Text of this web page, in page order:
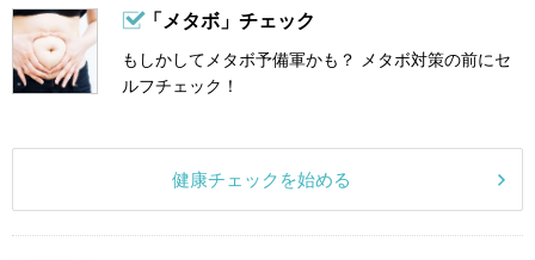
「メタボ」チェック
もしかしてメタボ予備軍かも？ メタボ対策の前にセ
ルフチェック！
健康チェックを始める